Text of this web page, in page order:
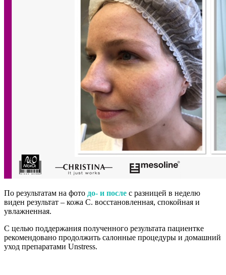
По результатам на фото до- и после с разницей в неделю
виден результат – кожа С. восстановленная, спокойная и
увлажненная.
С целью поддержания полученного результата пациентке
рекомендовано продолжить салонные процедуры и домашний
уход препаратами Unstress.